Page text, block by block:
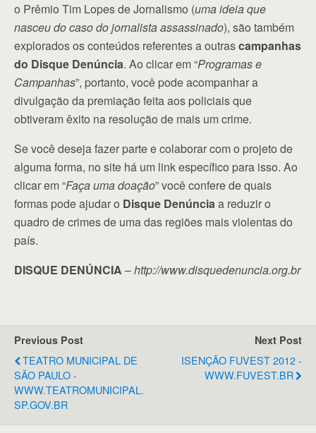
o Prêmio Tim Lopes de Jornalismo (uma ideia que
nasceu do caso do jornalista assassinado), são também
explorados os conteúdos referentes a outrascampanhas
do Disque Denúncia. Ao clicar em “Programas e
Campanhas”, portanto, você pode acompanhar a
divulgação da premiação feita aos policiais que
obtiveram êxito na resolução de mais um crime.
Se você deseja fazer parte e colaborar com o projeto de
alguma forma, no site há um link específico para isso. Ao
clicar em “Faça uma doação” você confere de quais
formas pode ajudar o Disque Denúnciaa reduzir o
quadro de crimes de uma das regiões mais violentas do
país.
DISQUE DENÚNCIA –http://www.disquedenuncia.org.br
Previous Post
TEATRO MUNICIPAL DE
SÃO PAULO -
WWW.TEATROMUNICIPAL.
SP.GOV.BR
Next Post
ISENÇÃO FUVEST 2012 -
WWW.FUVEST.BR